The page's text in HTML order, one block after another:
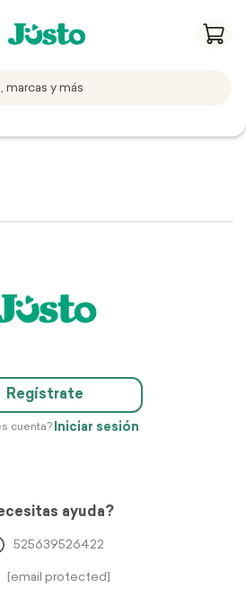
Regístrate
cuenta? Iniciar sesión
ayuda?
525639526422
[email protected]